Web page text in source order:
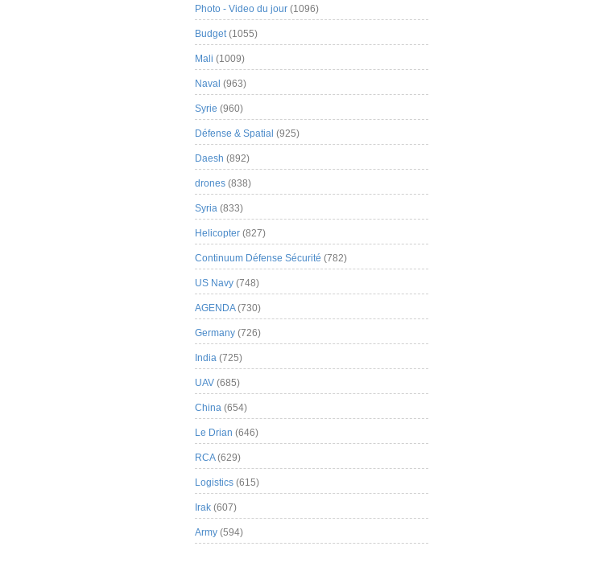
Photo - Video du jour (1096)
Budget(1055)
Mali (1009)
Naval (963)
Syrie (960)
Défense & Spatial (925)
Daesh (892)
drones (838)
Syria (833)
Helicopter (827)
Continuum Défense Sécurité (782)
US Navy (748)
AGENDA(730)
Germany (726)
India (725)
UAV (685)
China (654)
Le Drian (646)
RCA(629)
Logistics (615)
Irak (607)
Army (594)